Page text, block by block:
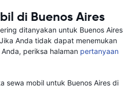
di Buenos Aires
ditanyakan untuk Buenos Aires
Anda tidak dapat menemukan
periksa halaman pertanyaan
sewa mobil untuk Buenos Aires di